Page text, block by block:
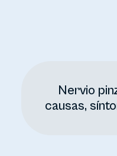
Nervio
causas,